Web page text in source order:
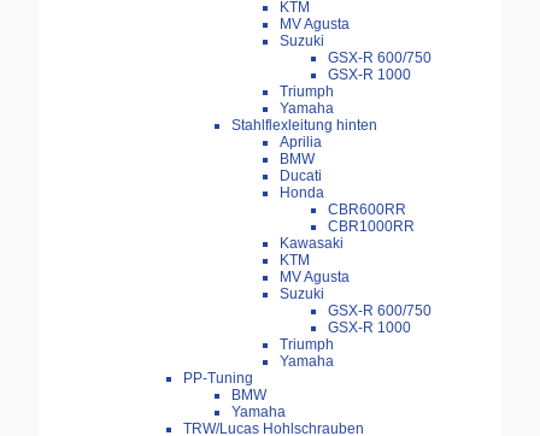
KTM
MV Agusta
Suzuki
GSX-R 600/750
GSX-R 1000
Triumph
Yamaha
Stahlflexleitung hinten
Aprilia
BMW
Ducati
Honda
CBR600RR
CBR1000RR
Kawasaki
KTM
MV Agusta
Suzuki
GSX-R 600/750
GSX-R 1000
Triumph
Yamaha
PP-Tuning
BMW
Yamaha
TRW/Lucas Hohlschrauben